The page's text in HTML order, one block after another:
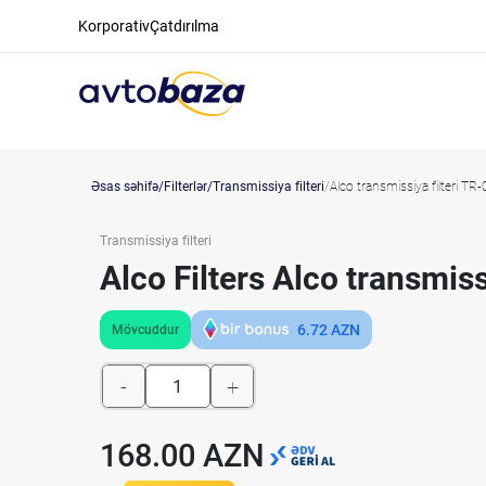
KorporativÇatdırılma
Əsas səhifə Filterlər Transmissiya filteri Alco transmissiya filteri TR-
Transmissiya filteri
Alco Filters Alco
Mövcuddur 6.72AZN
- +
168.00 AZN